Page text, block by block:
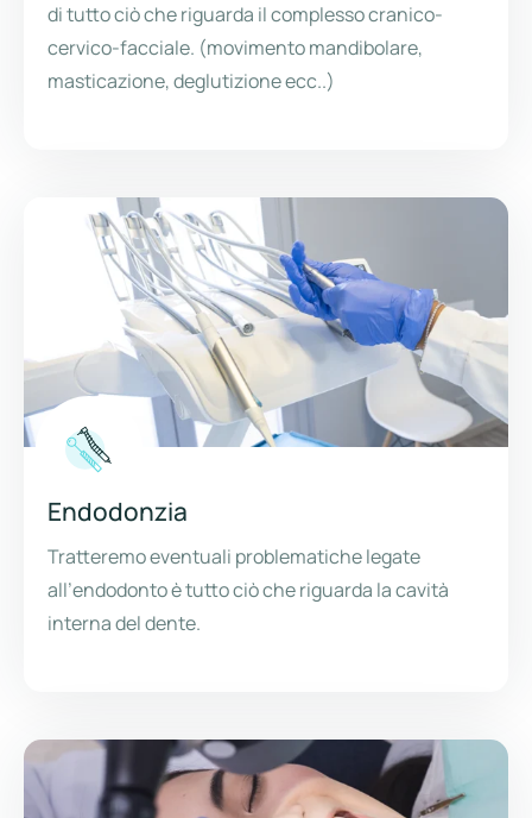
di tutto ciò che riguarda il complesso cranico-
cervico-facciale. (movimento mandibolare,
masticazione, deglutizione ecc..)
Endodonzia
Tratteremo eventuali problematiche legate
all’endodonto è tutto ciò che riguarda la cavità
interna del dente.